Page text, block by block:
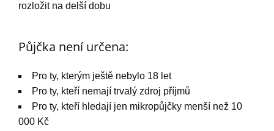
rozložit na delší dobu
Půjčka není určena:
Pro ty, kterým ještě nebylo 18 let
Pro ty, kteří nemají trvalý zdroj příjmů
Pro ty, kteří hledají jen mikropůjčky menší než 10
000 Kč